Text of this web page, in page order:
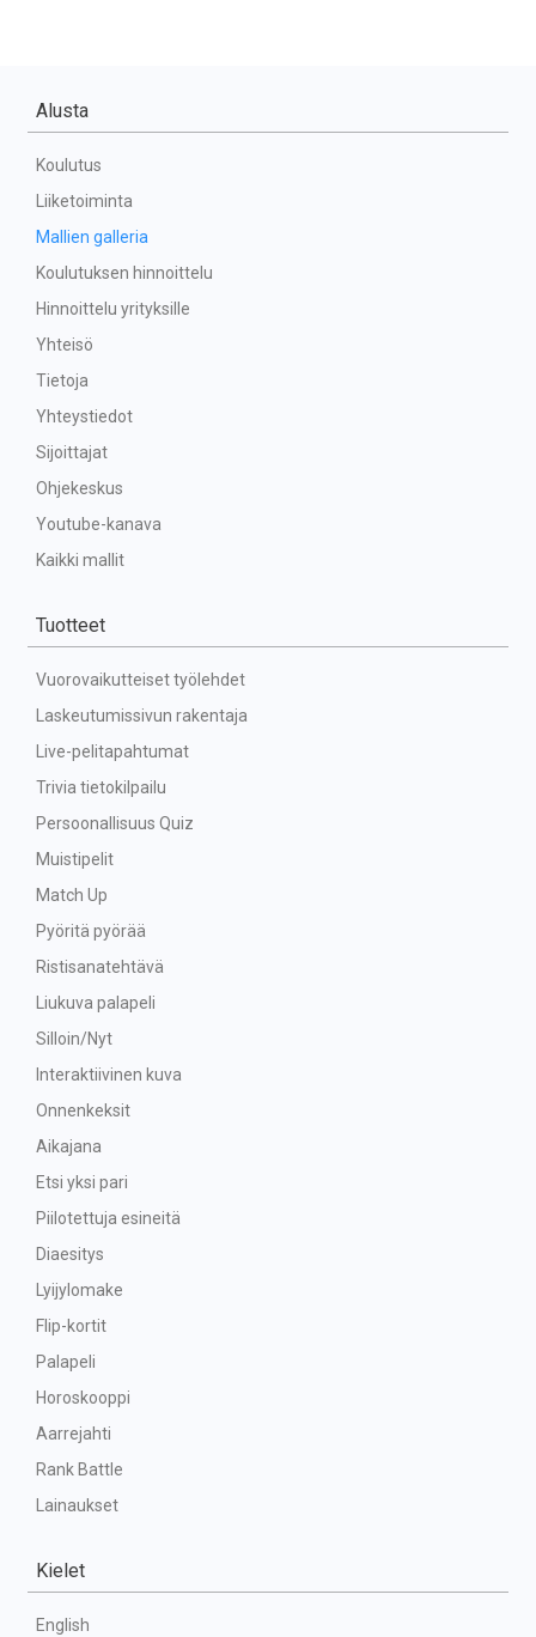
Alusta
Koulutus
Liiketoiminta
Mallien galleria
Koulutuksen hinnoittelu
Hinnoittelu yrityksille
Yhteisö
Tietoja
Yhteystiedot
Sijoittajat
Ohjekeskus
Youtube-kanava
Kaikki mallit
Tuotteet
Vuorovaikutteiset työlehdet
Laskeutumissivun rakentaja
Live-pelitapahtumat
Trivia tietokilpailu
Persoonallisuus Quiz
Muistipelit
Match Up
Pyöritä pyörää
Ristisanatehtävä
Liukuva palapeli
Silloin/Nyt
Interaktiivinen kuva
Onnenkeksit
Aikajana
Etsi yksi pari
Piilotettuja esineitä
Diaesitys
Lyijylomake
Flip-kortit
Palapeli
Horoskooppi
Aarrejahti
Rank Battle
Lainaukset
Kielet
English